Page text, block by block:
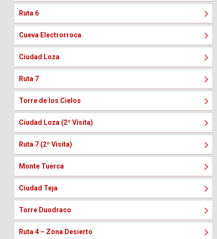
Ruta 6
Cueva Electrorroca
Ciudad Loza
Ruta 7
Torre de los Cielos
Ciudad Loza (2º Visita)
Ruta 7 (2º Visita)
Monte Tuerca
Ciudad Teja
Torre Duodraco
Ruta 4 – Zona Desierto